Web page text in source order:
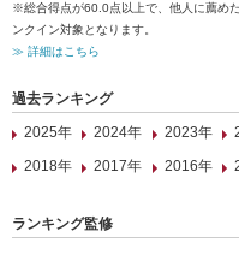
※総合得点が60.0点以上で、他人に薦め
ンクイン対象となります。
≫ 詳細はこちら
過去ランキング
2025年
2024年 2023年
2018年
2017年 2016年
ランキング監修